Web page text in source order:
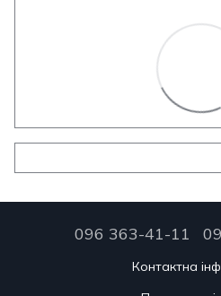
096 363-41-11
Контактна